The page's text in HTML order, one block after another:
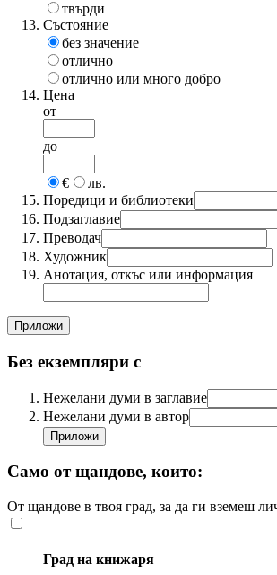
твърди
Състояние
без значение
отлично
отлично или много добро
Цена
от
до
€
лв.
Поредици и библиотеки
Подзаглавие
Преводач
Художник
Анотация, откъс или информация
Без екземпляри с
Нежелани думи в заглавие
Нежелани думи в автор
Само от щандове, които:
От щандове в твоя град, за да ги вземеш
Град на книжаря